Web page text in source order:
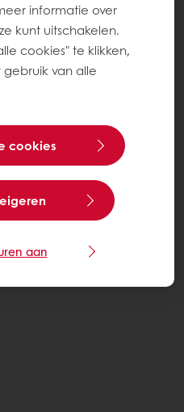
informatie over
kunt uitschakelen.
cookies" te klikken,
van alle
cookies
aan